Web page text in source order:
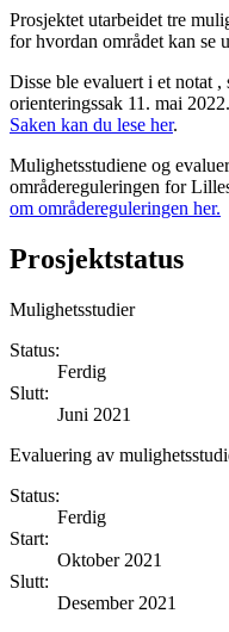
Prosjektet utarbeidet tre
for hvordan området kan se
Disse ble evaluert i et notat
orienteringssak 11. mai 2022.
Saken kan du lese her.
Mulighetsstudiene og
områdereguleringen for
om områdereguleringen her.
Prosjektstatus
Mulighetsstudier
Status:
Ferdig
Slutt:
Juni 2021
Evaluering av
Status:
Ferdig
Start:
Oktober 2021
Slutt:
Desember 2021